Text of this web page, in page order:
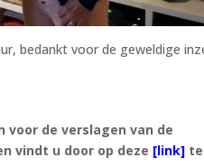
bedankt voor de geweldige
voor de verslagen van de
vindt u door op deze [link]